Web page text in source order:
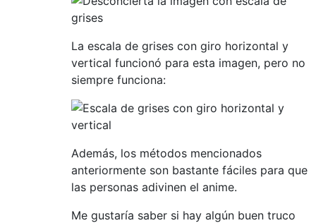
La escala de grises con giro horizontal y
vertical funcionó para esta imagen, pero no
siempre funciona:
Además, los métodos mencionados
anteriormente son bastante fáciles para que
las personas adivinen el anime.
Me gustaría saber si hay algún buen truco